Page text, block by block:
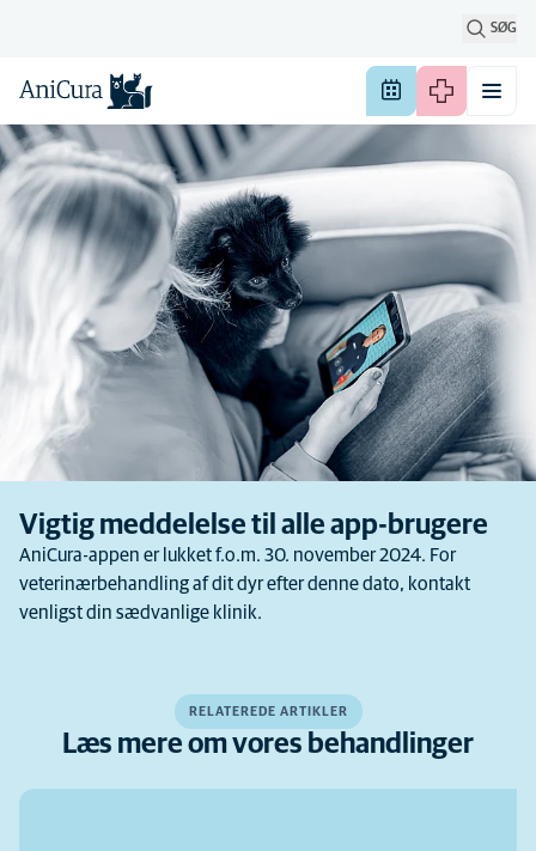
SØG
Vigtig meddelelse til alle app-brugere
AniCura-appen er lukket f.o.m. 30. november 2024. For
veterinærbehandling af dit dyr efter denne dato, kontakt
venligst din sædvanlige klinik.
RELATEREDE ARTIKLER
Læs mere om vores behandlinger